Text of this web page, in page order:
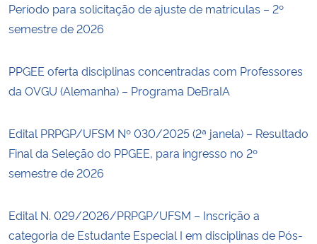
Período para solicitação de ajuste de matrículas – 2º
semestre de 2026
PPGEE oferta disciplinas concentradas com Professores
da OVGU (Alemanha) – Programa DeBraIA
Edital PRPGP/UFSM Nº 030/2025 (2ª janela) – Resultado
Final da Seleção do PPGEE, para ingresso no 2º
semestre de 2026
Edital N. 029/2026/PRPGP/UFSM – Inscrição a
categoria de Estudante Especial I em disciplinas de Pós-